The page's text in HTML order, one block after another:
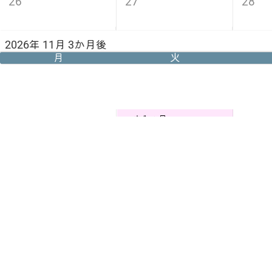
文化の日
2026年 11月 3か月後
月 火